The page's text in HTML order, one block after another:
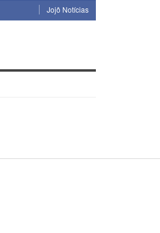
Jojô Notícias